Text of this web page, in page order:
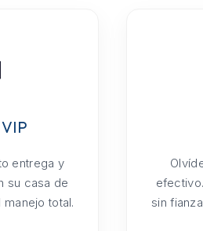
entrega y
su casa de
total.
sin